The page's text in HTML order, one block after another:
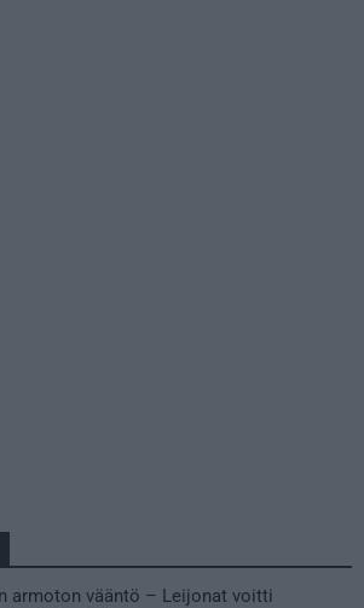
armoton vääntö – Leijonat voitti